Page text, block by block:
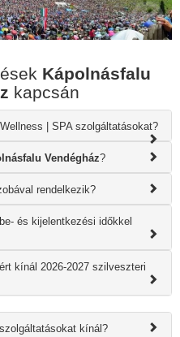
Kápolnásfalu
kapcsán
| SPA szolgáltatásokat?
Vendégház?
rendelkezik?
és kijelentkezési időkkel
kínál 2026-2027 szilveszteri
kínál?